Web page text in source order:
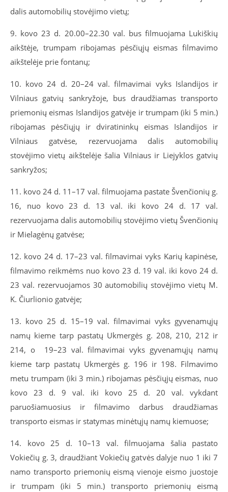
dalis automobilių stovėjimo vietų;
9. kovo 23 d. 20.00–22.30 val. bus filmuojama Lukiškių
aikštėje, trumpam ribojamas pėsčiųjų eismas filmavimo
aikštelėje prie fontanų;
10. kovo 24 d. 20–24 val. filmavimai vyks Islandijos ir
Vilniaus gatvių sankryžoje, bus draudžiamas transporto
priemonių eismas Islandijos gatvėje ir trumpam (iki 5 min.)
ribojamas pėsčiųjų ir dviratininkų eismas Islandijos ir
Vilniaus gatvėse, rezervuojama dalis automobilių
stovėjimo vietų aikštelėje šalia Vilniaus ir Liejyklos gatvių
sankryžos;
11. kovo 24 d. 11–17 val. filmuojama pastate Švenčionių g.
16, nuo kovo 23 d. 13 val. iki kovo 24 d. 17 val.
rezervuojama dalis automobilių stovėjimo vietų Švenčionių
ir Mielagėnų gatvėse;
12. kovo 24 d. 17–23 val. filmavimai vyks Karių kapinėse,
filmavimo reikmėms nuo kovo 23 d. 19 val. iki kovo 24 d.
23 val. rezervuojamos 30 automobilių stovėjimo vietų M.
K. Čiurlionio gatvėje;
13. kovo 25 d. 15–19 val. filmavimai vyks gyvenamųjų
namų kieme tarp pastatų Ukmergės g. 208, 210, 212 ir
214, o 19–23 val. filmavimai vyks gyvenamųjų namų
kieme tarp pastatų Ukmergės g. 196 ir 198. Filmavimo
metu trumpam (iki 3 min.) ribojamas pėsčiųjų eismas, nuo
kovo 23 d. 9 val. iki kovo 25 d. 20 val. vykdant
paruošiamuosius ir filmavimo darbus draudžiamas
transporto eismas ir statymas minėtųjų namų kiemuose;
14. kovo 25 d. 10–13 val. filmuojama šalia pastato
Vokiečių g. 3, draudžiant Vokiečių gatvės dalyje nuo 1 iki 7
namo transporto priemonių eismą vienoje eismo juostoje
ir trumpam (iki 5 min.) transporto priemonių eismą